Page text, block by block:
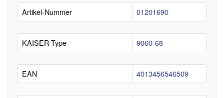
Artikel-Nummer 01201690
KAISER-Type 9060-68
EAN 4013456546509